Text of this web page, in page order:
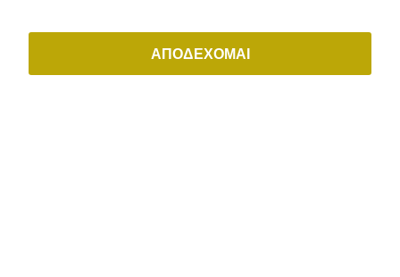
Εργατικό δίκαιο & συντάξεις
Μεταναστευτικό δίκαιο & δίκαιο ιθαγένειας
ΑΠΟΔΕΧΟΜΑΙ